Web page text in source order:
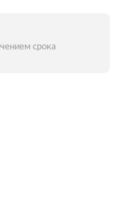
срока